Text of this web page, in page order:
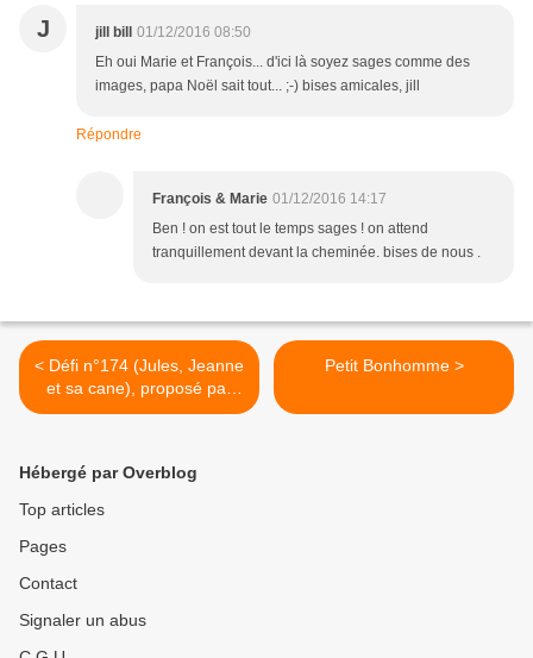
J jill bill
01/12/2016 08:50
Eh oui Marie et François... d'ici là soyez sages comme des
images, papa Noël sait tout... ;-) bises amicales, jill
Répondre
François & Marie 01/12/2016 14:17
Ben ! on est tout le temps sages ! on attend
tranquillement devant la cheminée. bises de nous .
< Défi n°174 (Jules, Jeanne
et sa cane), proposé par
"Le Coin de Lilou" pour les
Petit Bonhomme >
Hébergé par Overblog
Top articles
Pages
Contact
Signaler un abus